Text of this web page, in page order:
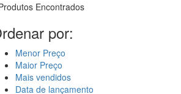
Encontrados
por:
Menor Preço
Maior Preço
Mais vendidos
Data de lançamento